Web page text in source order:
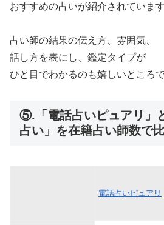
おすすめの占いが紹介されています
占い師の結果の伝え方、雰囲気、
話し方を表にし、鑑定タイプが
ひと目でわかるのも嬉しいところで
⑤.「電話占いピュアリ」
占い」を在籍占い師数で比
電話占いピュアリ